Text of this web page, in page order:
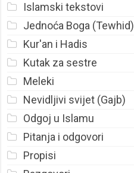
Islamski tekstovi
Jednoća Boga (Tewhid)
Kur'an i Hadis
Kutak za sestre
Meleki
Nevidljivi svijet (Gajb)
Odgoj u Islamu
Pitanja i odgovori
Propisi